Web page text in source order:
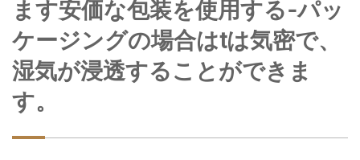
ます安価な包装を使用する-パッ
ケージングの場合はtは気密で、
湿気が浸透することができま
す。